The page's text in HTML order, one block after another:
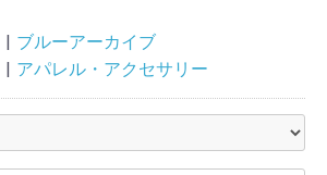
ブルーアーカイブ
アパレル・アクセサリー